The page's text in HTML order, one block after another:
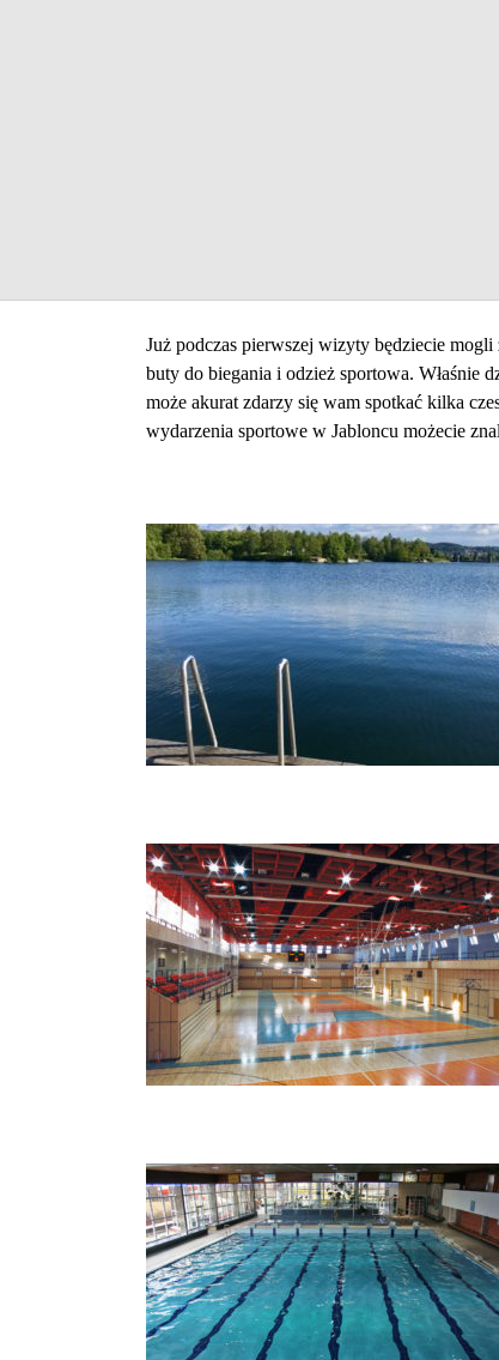
Już podczas pierwszej wizyty będziecie mogli
buty do biegania i odzież sportowa. Właśnie
może akurat zdarzy się wam spotkać kilka
wydarzenia sportowe w Jabloncu możecie